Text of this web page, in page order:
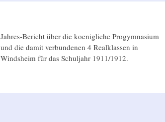
Jahres-Bericht über die koenigliche Progymnasium
und die damit verbundenen 4 Realklassen in
Windsheim für das Schuljahr 1911/1912.